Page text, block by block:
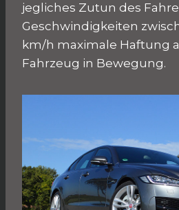
jegliches Zutun des
Geschwindigkeiten
km/h maximale Haftung
Fahrzeug in Bewegung.